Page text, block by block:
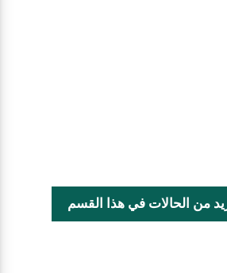
من الحالات في هذا القسم